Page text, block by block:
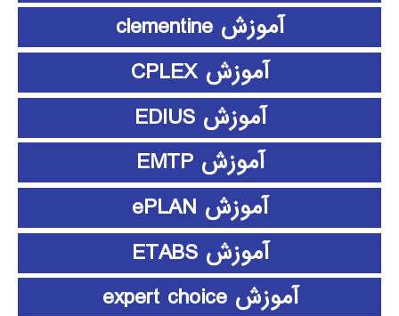
آموزش clementine
آموزش CPLEX
آموزش EDIUS
آموزش EMTP
آموزش ePLAN
آموزش ETABS
آموزش expert choice